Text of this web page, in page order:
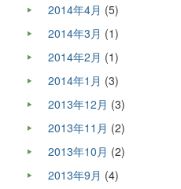
2014年4月 (5)
2014年3月 (1)
2014年2月 (1)
2014年1月 (3)
2013年12月 (3)
2013年11月 (2)
2013年10月 (2)
2013年9月 (4)